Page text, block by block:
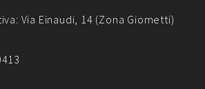
Via Einaudi, 14 (Zona Giometti)